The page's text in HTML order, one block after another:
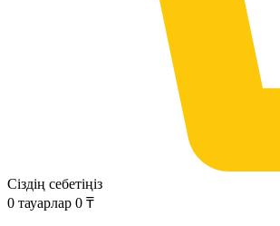
Сіздің себетіңіз
0 тауарлар 0 ₸